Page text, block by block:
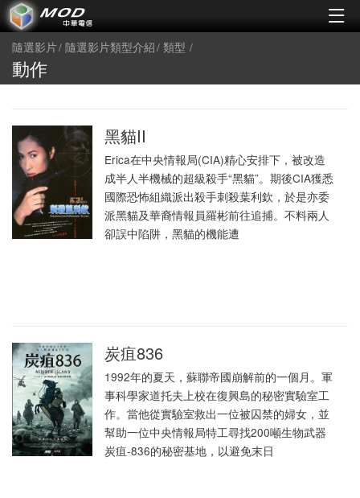
隨選影片 隨選影片類型介紹 類型
動作
黑貓II
Erica在中央情報局(CIA)精心安排下，被改造
成半人半機械的超級殺手“黑貓”。期後CIA獲悉
國際恐怖組織派出殺手刺殺葉利欽，於是亦委
派黑貓及華裔情報員羅彬前往追捕。不料兩人
卻誤中陷阱，黑貓的機能遭
炭疽836
1992年的夏天，蘇聯帝國崩解前的一個月。軍
事科學家道托夫上校在復興島的秘密實驗室工
作。當他從實驗室救出一位被囚禁的婦女，並
幫助一位中央情報局特工尋找200噸生物武器
炭疽-836的秘密基地，以避免末日